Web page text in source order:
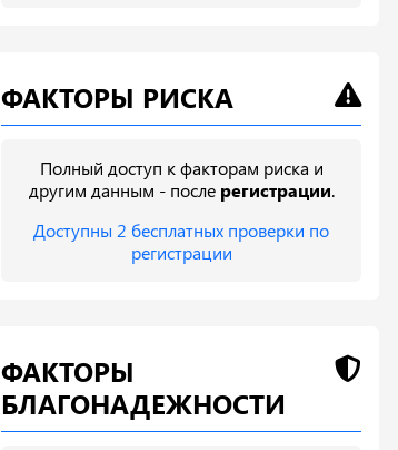
ФАКТОРЫ РИСКА
Полный доступ к факторам риска и
другим данным - после регистрации.
Доступны 2 бесплатных проверки по
регистрации
ФАКТОРЫ
БЛАГОНАДЕЖНОСТИ